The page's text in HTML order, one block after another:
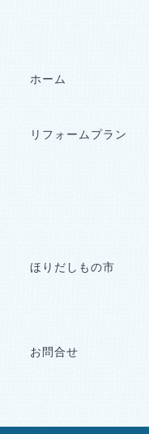
ホーム
リフォームプラン
ほりだしもの市
お問合せ